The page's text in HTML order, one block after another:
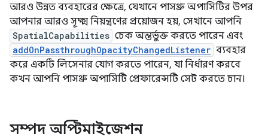
আরও উন্নত ব্যবহারের ক্ষেত্রে, যেখানে পাসথ্রু অপাসিটির উপর
আপনার আরও সূক্ষ্ম নিয়ন্ত্রণের প্রয়োজন হয়, সেখানে আপনি
SpatialCapabilities চেক অন্তর্ভুক্ত করতে পারেন এবং
addOnPassthroughOpacityChangedListener ব্যবহার
করে একটি লিসেনার যোগ করতে পারেন, যা নির্ধারণ করবে
কখন আপনি পাসথ্রু অপাসিটি প্রেফারেন্সটি সেট করতে চান।
সম্পদ অপ্টিমাইজেশন